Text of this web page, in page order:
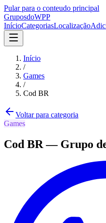
Pular para o conteudo principal
GruposdoWPP
InícioCategoriasLocalização
Início
/
Games
/
Cod BR
Voltar para categoria
Games
Cod BR — Grupo